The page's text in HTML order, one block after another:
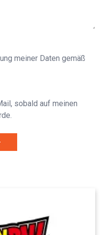
meiner Daten gemäß
sobald auf meinen